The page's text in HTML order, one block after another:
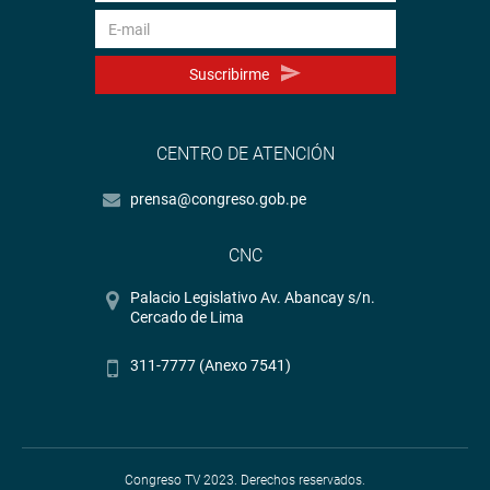
Suscribirme
CENTRO DE ATENCIÓN
prensa@congreso.gob.pe
CNC
Palacio Legislativo Av. Abancay s/n.
Cercado de Lima
311-7777 (Anexo 7541)
Congreso TV 2023. Derechos reservados.